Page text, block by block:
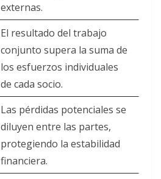
externas.
El resultado del trabajo
conjunto supera la suma de
los esfuerzos individuales
de cada socio.
Las pérdidas potenciales se
diluyen entre las partes,
protegiendo la estabilidad
financiera.